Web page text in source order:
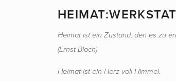
Heimat ist ein Zustand, den es zu
(Ernst Bloch)
Heimat ist ein Herz voll Himmel.